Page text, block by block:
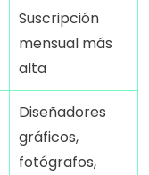
Suscripción
mensual más
alta
Diseñadores
gráficos,
fotógrafos,